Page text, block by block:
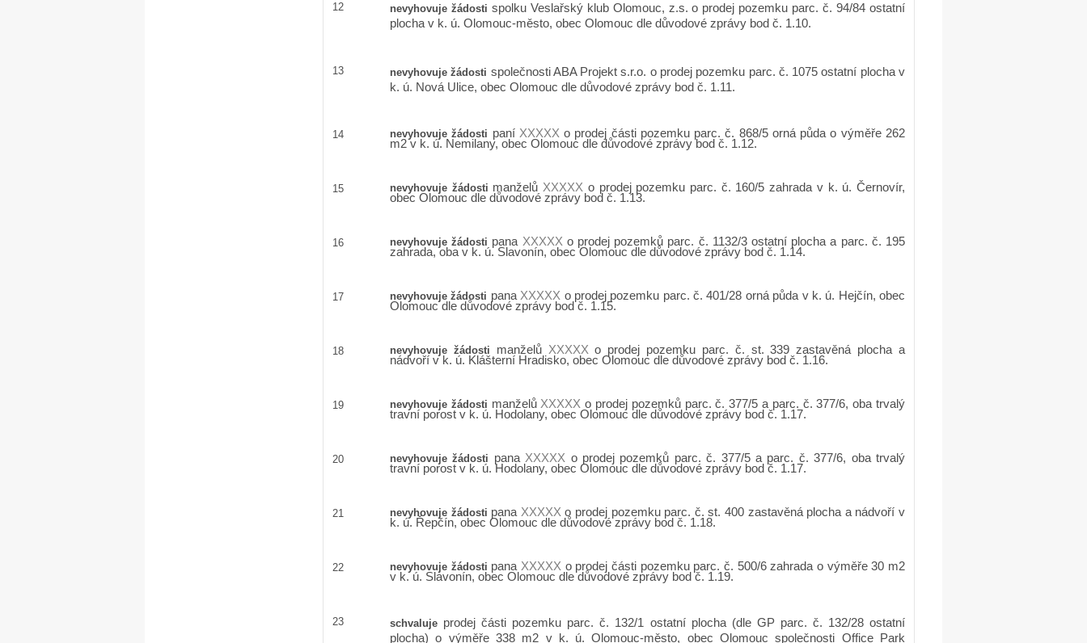
12 nevyhovuje žádosti spolku Veslařský klub Olomouc, z.s. o prodej pozemku parc. č. 94/84 ostatní
plocha v k. ú. Olomouc-město, obec Olomouc dle důvodové zprávy bod č. 1.10.
13 nevyhovuje žádosti společnosti ABA Projekt s.r.o. o prodej pozemku parc. č. 1075 ostatní plocha v
k. ú. Nová Ulice, obec Olomouc dle důvodové zprávy bod č. 1.11.
14 nevyhovuje žádosti paní XXXXX o prodej části pozemku parc. č. 868/5 orná půda o výměře 262
m2 v k. ú. Nemilany, obec Olomouc dle důvodové zprávy bod č. 1.12.
15 nevyhovuje žádosti manželů XXXXX o prodej pozemku parc. č. 160/5 zahrada v k. ú. Černovír,
obec Olomouc dle důvodové zprávy bod č. 1.13.
16 nevyhovuje žádosti pana XXXXX o prodej pozemků parc. č. 1132/3 ostatní plocha a parc. č. 195
zahrada, oba v k. ú. Slavonín, obec Olomouc dle důvodové zprávy bod č. 1.14.
17 nevyhovuje žádosti pana XXXXX o prodej pozemku parc. č. 401/28 orná půda v k. ú. Hejčín, obec
Olomouc dle důvodové zprávy bod č. 1.15.
18 nevyhovuje žádosti manželů XXXXX o prodej pozemku parc. č. st. 339 zastavěná plocha a
nádvoří v k. ú. Klášterní Hradisko, obec Olomouc dle důvodové zprávy bod č. 1.16.
19 nevyhovuje žádosti manželů XXXXX o prodej pozemků parc. č. 377/5 a parc. č. 377/6, oba trvalý
travní porost v k. ú. Hodolany, obec Olomouc dle důvodové zprávy bod č. 1.17.
20 nevyhovuje žádosti pana XXXXX o prodej pozemků parc. č. 377/5 a parc. č. 377/6, oba trvalý
travní porost v k. ú. Hodolany, obec Olomouc dle důvodové zprávy bod č. 1.17.
21 nevyhovuje žádosti pana XXXXX o prodej pozemku parc. č. st. 400 zastavěná plocha a nádvoří v
k. ú. Řepčín, obec Olomouc dle důvodové zprávy bod č. 1.18.
22 nevyhovuje žádosti pana XXXXX o prodej části pozemku parc. č. 500/6 zahrada o výměře 30 m2
v k. ú. Slavonín, obec Olomouc dle důvodové zprávy bod č. 1.19.
23 schvaluje prodej části pozemku parc. č. 132/1 ostatní plocha (dle GP parc. č. 132/28 ostatní
plocha) o výměře 338 m2 v k. ú. Olomouc-město, obec Olomouc společnosti Office Park